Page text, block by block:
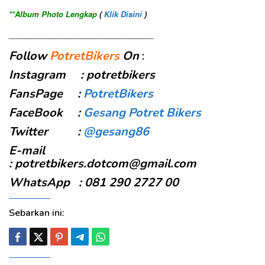
**Album Photo Lengkap (Klik Disini )
FollowPotretBikersOn:
Instagram : potretbikers
FansPage :PotretBikers
FaceBook : Gesang Potret Bikers
Twitter : @gesang86
E-mail
:potretbikers.dotcom@gmail.com
WhatsApp : 081 290 2727 00
Sebarkan ini: